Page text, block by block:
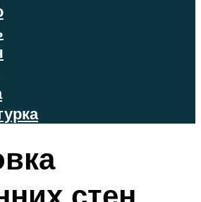
САЙДИНГ